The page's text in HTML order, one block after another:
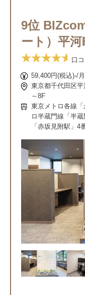
9位
ート）平河
口コ
59,400円(税込)-/月
東京都千代田区
～8F
東京メトロ各線
ロ半蔵門線「半
「赤坂見附駅」4